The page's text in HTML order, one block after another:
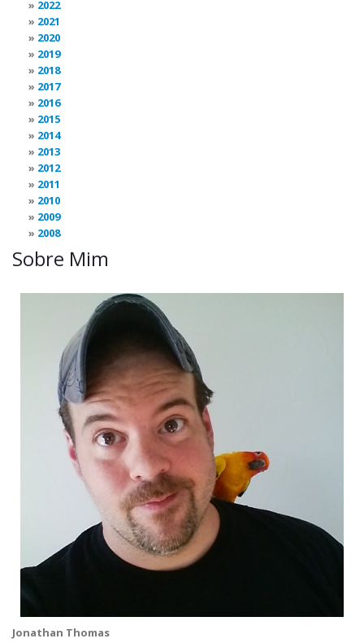
2022
2021
2020
2019
2018
2017
2016
2015
2014
2013
2012
2011
2010
2009
2008
Sobre Mim
Jonathan Thomas